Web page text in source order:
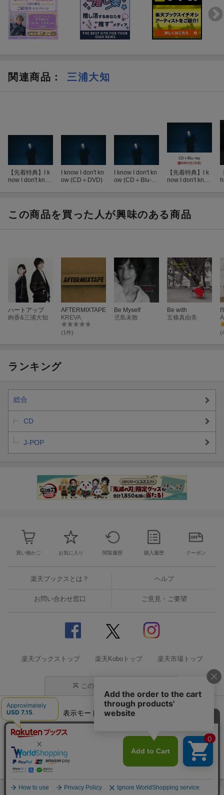
関連商品 ： 三浦大知
【先着特典】I k
now I don't know
I know I don't kn
ow (CD＋DVD)
I know I don't kn
ow (CD＋Blu-ra
【先着特典】I k
now I don't know
この商品を買った人が興味のある商品
ハートアップ
絢香&三浦大知
AFTERMIXTAPE
KREVA
(1件)
Be Myself
児島未散
Be with
五條真由美
ランキング
総合
CD
J-POP
買い物かご お気に入り 閲覧履歴 購入履歴 クーポン
楽天ブックスとは？ ヘルプ
お問い合わせ窓口 ご意見・ご要望
楽天ブックストップ 楽天Koboトップ 楽天市場トップ
このページの先頭に戻る
表示モード モバイル
企業情報 個人情報保護方針